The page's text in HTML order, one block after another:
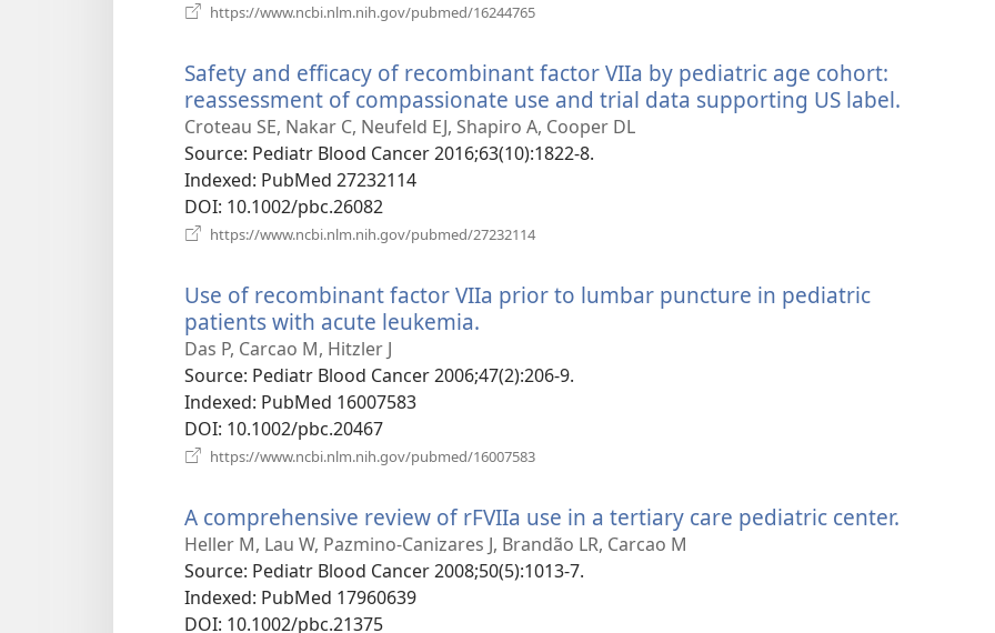
https://www.ncbi.nlm.nih.gov/pubmed/16244765
вікні)
Safety and efficacy of recombinant factor VIIa by pediatric age cohort:
reassessment of compassionate use and trial data supporting US label.
Croteau SE, Nakar C, Neufeld EJ, Shapiro A, Cooper DL
Source‎: Pediatr Blood Cancer 2016;63(10):1822-8.
Indexed‎: PubMed 27232114
DOI‎: 10.1002/pbc.26082
https://www.ncbi.nlm.nih.gov/pubmed/27232114
вікні)
Use of recombinant factor VIIa prior to lumbar puncture in pediatric
patients with acute leukemia.
новому
Das P, Carcao M, Hitzler J
Source‎: Pediatr Blood Cancer 2006;47(2):206-9.
Indexed‎: PubMed 16007583
DOI‎: 10.1002/pbc.20467
https://www.ncbi.nlm.nih.gov/pubmed/16007583
вікні)
A comprehensive review of rFVIIa use in a tertiary care pediatric center.
Heller M, Lau W, Pazmino-Canizares J, Brandão LR, Carcao M
Source‎: Pediatr Blood Cancer 2008;50(5):1013-7.
Indexed‎: PubMed 17960639
DOI‎: 10.1002/pbc.21375